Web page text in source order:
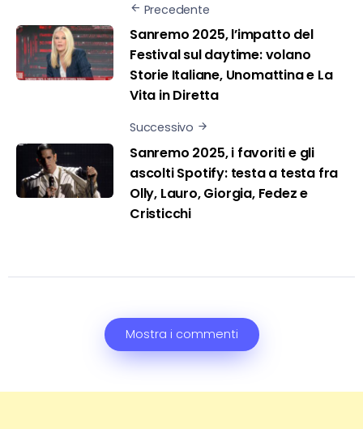
Precedente
Sanremo 2025, l’impatto del
Festival sul daytime: volano
Storie Italiane, Unomattina e La
Vita in Diretta
Successivo
Sanremo 2025, i favoriti e gli
ascolti Spotify: testa a testa fra
Olly, Lauro, Giorgia, Fedez e
Cristicchi
Mostra i commenti